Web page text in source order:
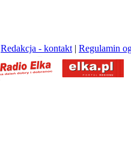
Redakcja - kontakt | Regulamin